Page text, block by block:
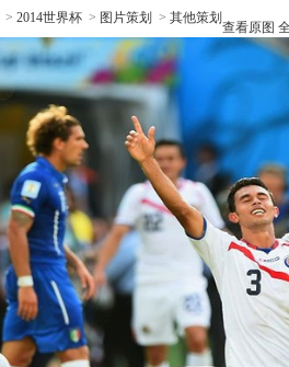
> 2014世界杯 > 图片策划 > 其他策划
查看原图